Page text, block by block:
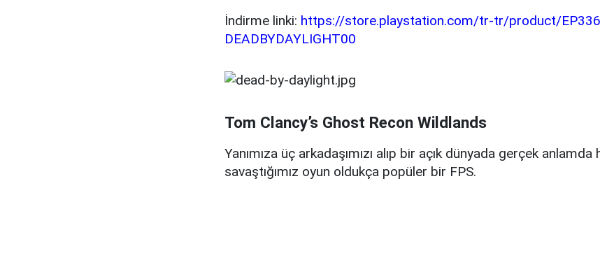
İndirme linki: https://store.playstation.com/tr-tr/product/
DEADBYDAYLIGHT00
Tom Clancy’s Ghost Recon Wildlands
Yanımıza üç arkadaşımızı alıp bir açık dünyada gerçek
savaştığımız oyun oldukça popüler bir FPS.